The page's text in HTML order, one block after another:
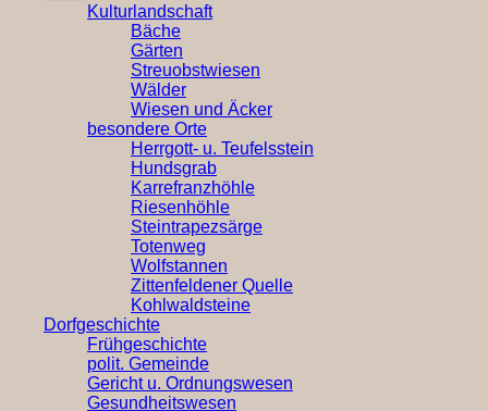
Kulturlandschaft
Bäche
Gärten
Streuobstwiesen
Wälder
Wiesen und Äcker
besondere Orte
Herrgott- u. Teufelsstein
Hundsgrab
Karrefranzhöhle
Riesenhöhle
Steintrapezsärge
Totenweg
Wolfstannen
Zittenfeldener Quelle
Kohlwaldsteine
Dorfgeschichte
Frühgeschichte
polit. Gemeinde
Gericht u. Ordnungswesen
Gesundheitswesen